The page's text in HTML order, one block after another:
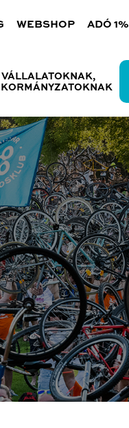
WEBSHOP ADÓ 1%
VÁLLALATOKNAK,